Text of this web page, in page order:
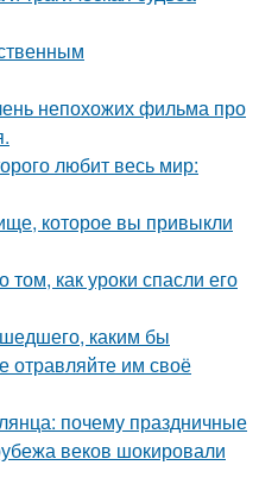
непохожих фильма про
любит весь мир:
которое вы привыкли
том, как уроки спасли его
каким бы
отравляйте им своё
почему праздничные
веков шокировали